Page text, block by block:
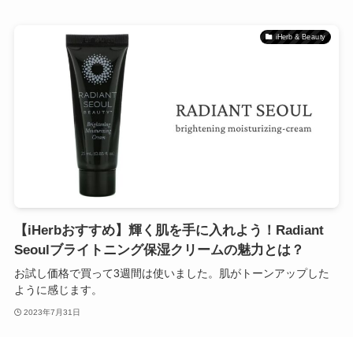
iHerb & Beauty
【iHerbおすすめ】輝く肌を手に入れよう！Radiant
Seoulブライトニング保湿クリームの魅力とは？
お試し価格で買って3週間は使いました。肌がトーンアップした
ように感じます。
2023年7月31日